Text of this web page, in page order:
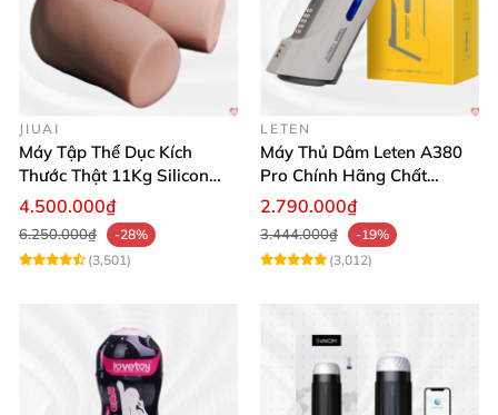
JIUAI
Máy Tập Thể Dục Kích
Thước Thật 11Kg Silicon
Cao Cấp Nhật Bản
4.500.000₫
6.250.000₫
-28%
(3,501)
LETEN
Máy Thủ Dâm Leten A380
Pro Chính Hãng Chất
Lượng Cao
2.790.000₫
3.444.000₫
-19%
(3,012)